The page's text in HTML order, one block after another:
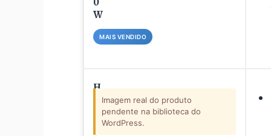
0
W
MAIS VENDIDO
H
Imagem real do produto
pendente na biblioteca do
WordPress.